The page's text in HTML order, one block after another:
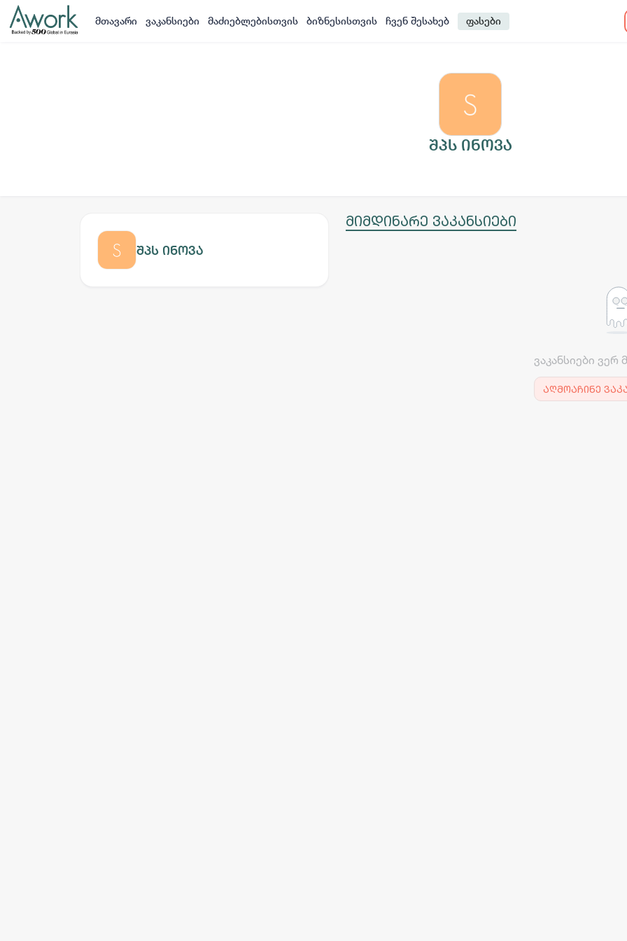
მთავარი ვაკანსიები მაძიებლებისთვის ბიზნესისთვის ჩვენ შესახებ ფასები
შპს ინოვა
შპს ინოვა
მიმდინარე ვაკანსიები
ვაკანსიები ვერ
აღმოაჩინე